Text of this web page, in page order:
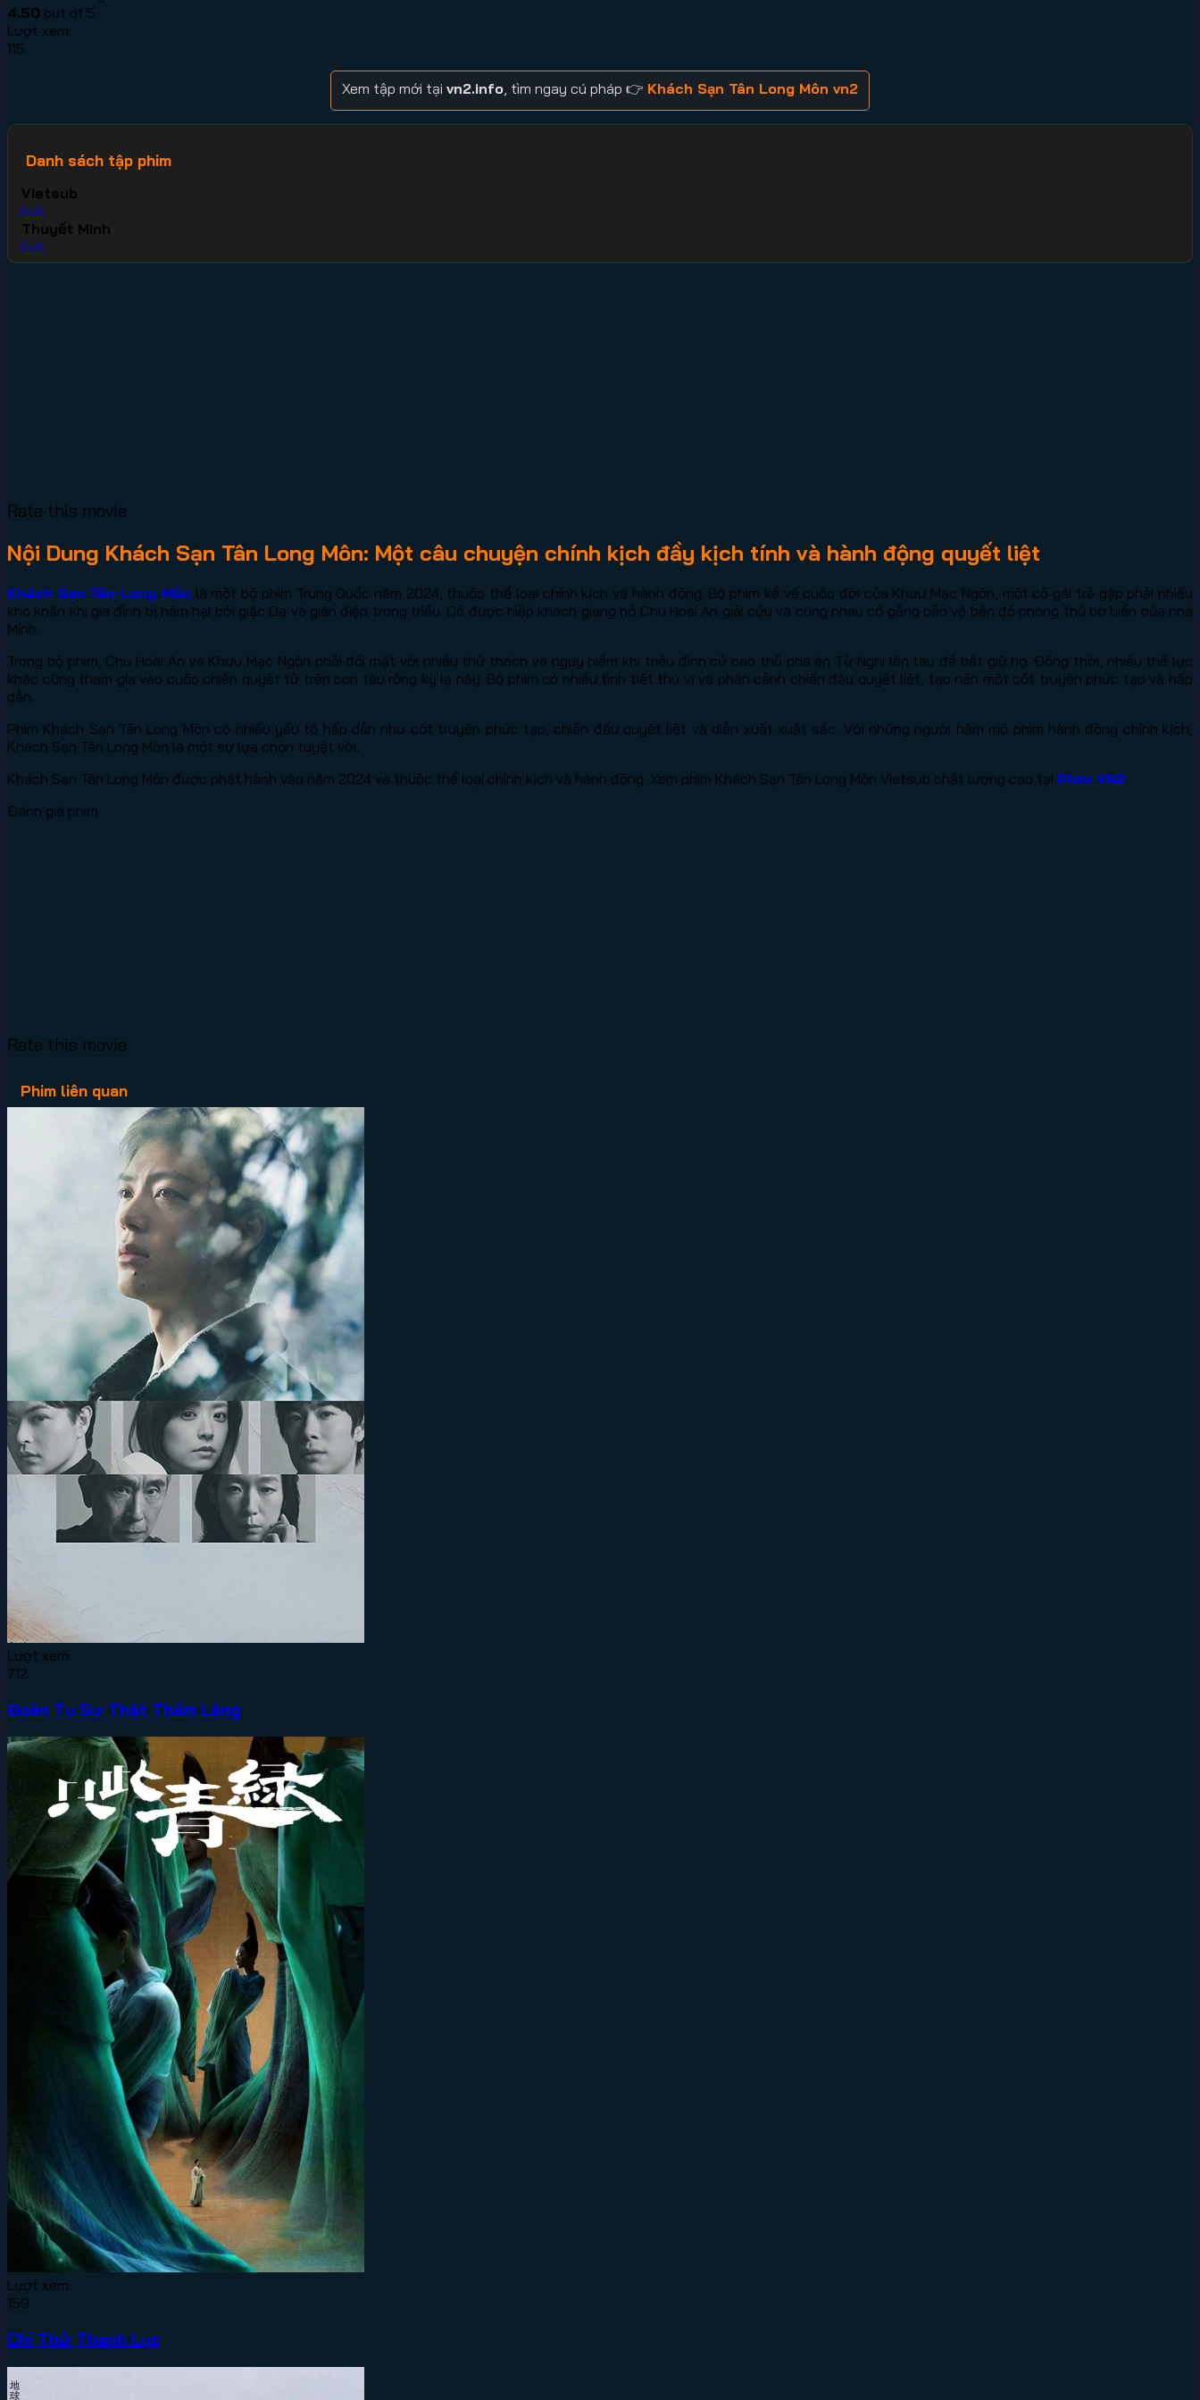
4.50 out of 5
Lượt xem:
115
Xem tập mới tại vn2.info , tìm ngay cú pháp 👉 Khách Sạn Tân Long Môn vn2
Danh sách tập phim
Vietsub
Full
Thuyết Minh
Full
Rate this movie
Nội Dung Khách Sạn Tân Long Môn: Một câu chuyện chính kịch đầy kịch tính và hành động quyết liệt
Khách Sạn Tân Long Môn là một bộ phim Trung Quốc năm 2024, thuộc thể loại chính kịch và hành động. Bộ phim kể về cuộc đời của Khưu Mạc Ngôn, một cô gái trẻ gặp phải nhiều
khó khăn khi gia đình bị hãm hại bởi giặc Oa và gián điệp trong triều. Cô được hiệp khách giang hồ Chu Hoài An giải cứu và cùng nhau cố gắng bảo vệ bản đồ phòng thủ bờ biển của nhà
Minh.
Trong bộ phim, Chu Hoài An và Khưu Mạc Ngôn phải đối mặt với nhiều thử thách và nguy hiểm khi triều đình cử cao thủ phá án Từ Nghi lên tàu để bắt giữ họ. Đồng thời, nhiều thế lực
khác cũng tham gia vào cuộc chiến quyết tử trên con tàu rồng kỳ lạ này. Bộ phim có nhiều tình tiết thú vị và phân cảnh chiến đấu quyết liệt, tạo nên một cốt truyện phức tạp và hấp
dẫn.
Phim Khách Sạn Tân Long Môn có nhiều yếu tố hấp dẫn như cốt truyện phức tạp, chiến đấu quyết liệt và diễn xuất xuất sắc. Với những người hâm mộ phim hành động chính kịch,
Khách Sạn Tân Long Môn là một sự lựa chọn tuyệt vời.
Khách Sạn Tân Long Môn được phát hành vào năm 2024 và thuộc thể loại chính kịch và hành động. Xem phim Khách Sạn Tân Long Môn Vietsub chất lượng cao tại Phim VN2.
Đánh giá phim
Rate this movie
Phim liên quan
Lượt xem:
712
Đoàn Tụ Sự Thật Thầm Lặng
Lượt xem:
159
Chỉ Thử Thanh Lục